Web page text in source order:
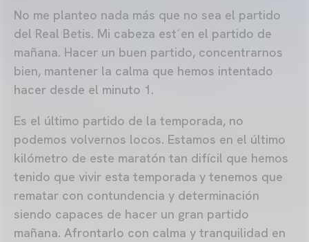
No me planteo nada más que no sea el partido
del Real Betis. Mi cabeza est´en el partido de
mañana. Hacer un buen partido, concentrarnos
bien, mantener la calma que hemos intentado
hacer desde el minuto 1.
Es el último partido de la temporada, no
podemos volvernos locos. Estamos en el último
kilómetro de este maratón tan difícil que hemos
tenido que vivir esta temporada y tenemos que
rematar con contundencia y determinación
siendo capaces de hacer un gran partido
mañana. Afrontarlo con calma y tranquilidad en